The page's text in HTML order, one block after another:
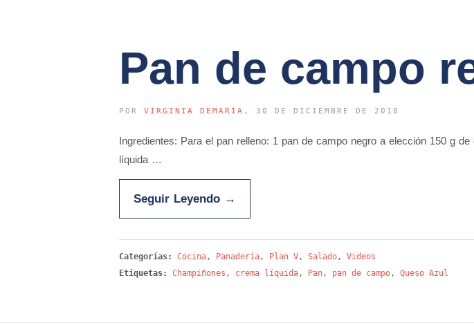
Pan de campo
POR VIRGINIA DEMARÍA , 30 DE DICIEMBRE DE 2018
Ingredientes: Para el pan relleno: 1 pan de campo negro a elección 150 g
líquida …
Seguir Leyendo →
Categorías: Cocina , Panadería , Plan V , Salado , Videos
Etiquetas:
Champiñones , crema líquida , Pan , pan de campo , Queso Azul